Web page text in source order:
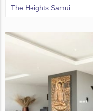
The Heights Samui